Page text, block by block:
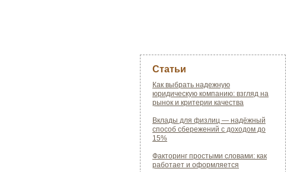
Статьи
Как выбрать надежную
юридическую компанию: взгляд на
рынок и критерии качества
Вклады для физлиц — надёжный
способ сбережений с доходом до
15%
Факторинг простыми словами: как
работает и оформляется